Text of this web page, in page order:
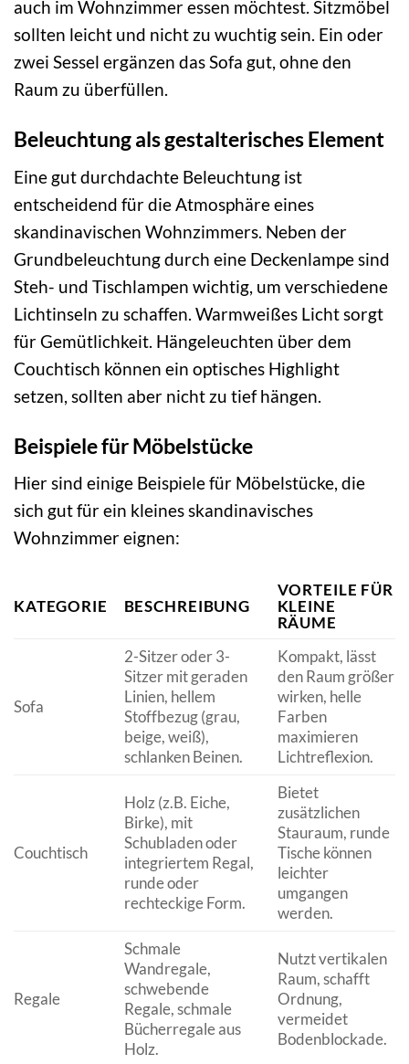
auch im Wohnzimmer essen möchtest. Sitzmöbel
sollten leicht und nicht zu wuchtig sein. Ein oder
zwei Sessel ergänzen das Sofa gut, ohne den
Raum zu überfüllen.
Beleuchtung als gestalterisches Element
Eine gut durchdachte Beleuchtung ist
entscheidend für die Atmosphäre eines
skandinavischen Wohnzimmers. Neben der
Grundbeleuchtung durch eine Deckenlampe sind
Steh- und Tischlampen wichtig, um verschiedene
Lichtinseln zu schaffen. Warmweißes Licht sorgt
für Gemütlichkeit. Hängeleuchten über dem
Couchtisch können ein optisches Highlight
setzen, sollten aber nicht zu tief hängen.
Beispiele für Möbelstücke
Hier sind einige Beispiele für Möbelstücke, die
sich gut für ein kleines skandinavisches
Wohnzimmer eignen:
KATEGORIE BESCHREIBUNG
VORTEILE FÜR
KLEINE
RÄUME
Sofa
2-Sitzer oder 3-
Sitzer mit geraden
Linien, hellem
Stoffbezug (grau,
beige, weiß),
schlanken Beinen.
Kompakt, lässt
den Raum größer
wirken, helle
Farben
maximieren
Lichtreflexion.
Couchtisch
Holz (z.B. Eiche,
Birke), mit
Schubladen oder
integriertem Regal,
runde oder
rechteckige Form.
Bietet
zusätzlichen
Stauraum, runde
Tische können
leichter
umgangen
werden.
Regale
Schmale
Wandregale,
schwebende
Regale, schmale
Bücherregale aus
Holz.
Nutzt vertikalen
Raum, schafft
Ordnung,
vermeidet
Bodenblockade.